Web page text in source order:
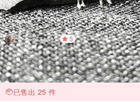
5
已售出 25 件